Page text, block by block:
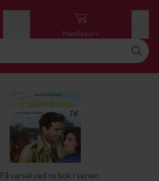
Handlekurv
Få varsel ved ny bok i serien